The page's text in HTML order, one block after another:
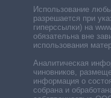
Использование
разрешается при
гиперссылки) на
обязательна вне
использования
Аналитическая
чиновников,
информация о
собрана и